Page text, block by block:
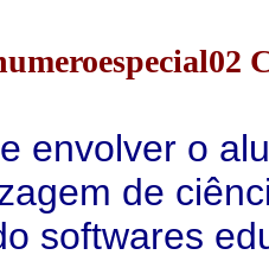
envolver o
de
softwares